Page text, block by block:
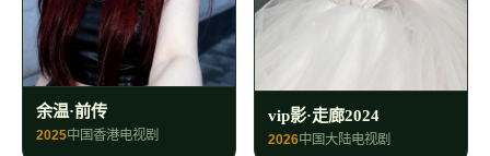
余温·前传
2025中国香港电视剧
vip影·走廊2024
2026中国大陆电视剧